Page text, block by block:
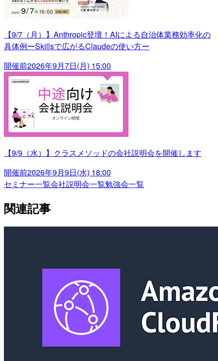
【9/7（月）】Anthropic登壇！AIによる自治体業務効率化の
具体例ーSkillsで広がるClaudeの使い方ー
開催前2026年9月7日(月) 15:00
【9/9（水）】クラスメソッドの会社説明会を開催します
開催前2026年9月9日(水) 18:00
セミナー一覧会社説明会一覧勉強会一覧
関連記事